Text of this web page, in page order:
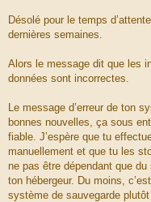
Désolé pour le temps
dernières semaines.
Alors le message dit que les
données sont incorrectes.
Le message d’erreur de ton
bonnes nouvelles, ça sous
fiable. J’espère que tu
manuellement et que tu les
ne pas être dépendant que
ton hébergeur. Du moins,
système de sauvegarde